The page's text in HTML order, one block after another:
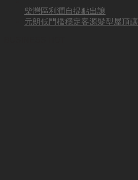
柴灣區利潤自提點出讓
元朗低門檻穩定客源髮型屋頂讓